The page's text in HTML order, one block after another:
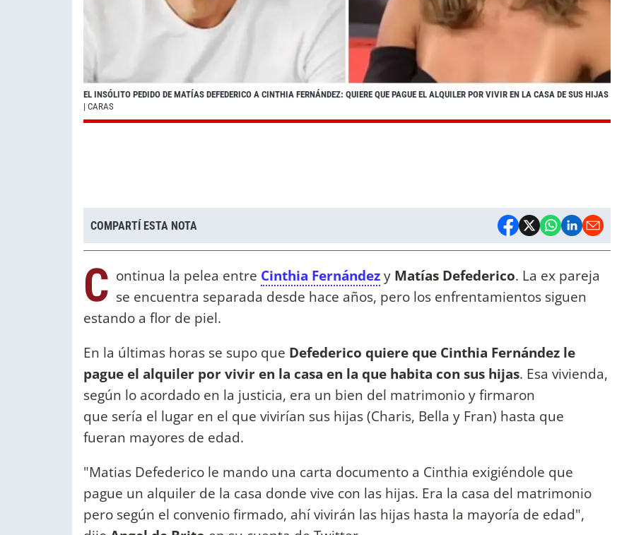
EL INSÓLITO PEDIDO DE MATÍAS DEFEDERICO A CINTHIA FERNÁNDEZ: QUIERE QUE PAGUE EL ALQUILER POR VIVIR EN LA CASA DE SUS HIJAS
| CARAS
COMPARTÍ ESTA NOTA
C ontinua la pelea entre Cinthia Fernándezy Matías Defederico. La ex pareja
se encuentra separada desde hace años, pero los enfrentamientos siguen
estando a flor de piel.
En la últimas horas se supo que Defederico quiere que Cinthia Fernández le
pague el alquiler por vivir en la casa en la que habita con sus hijas. Esa vivienda,
según lo acordado en la justicia, era un bien del matrimonio y firmaron
que sería el lugar en el que vivirían sus hijas (Charis, Bella y Fran) hasta que
fueran mayores de edad.
"Matias Defederico le mando una carta documento a Cinthia exigiéndole que
pague un alquiler de la casa donde vive con las hijas. Era la casa del matrimonio
pero según el convenio firmado, ahí vivirán las hijas hasta la mayoría de edad",